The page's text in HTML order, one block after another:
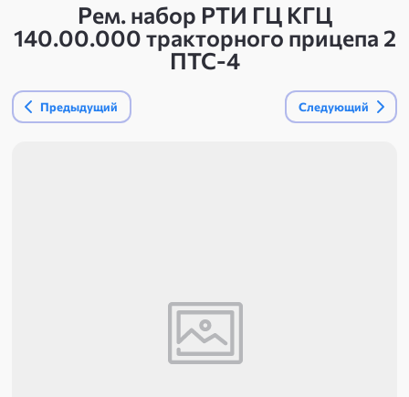
Рем. набор РТИ ГЦ КГЦ
140.00.000 тракторного прицепа 2
ПТС-4
Предыдущий Следующий